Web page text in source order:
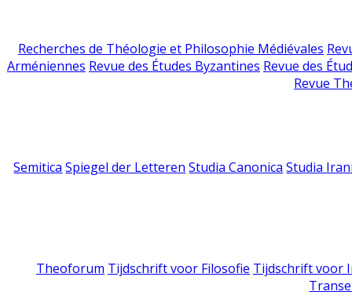
Recherches de Théologie et Philosophie Médiévales
Arméniennes Revue des Études Byzantines Revue des
Revue
Semitica Spiegel der Letteren Studia Canonica Studia
Theoforum Tijdschrift voor Filosofie Tijdschrift voor